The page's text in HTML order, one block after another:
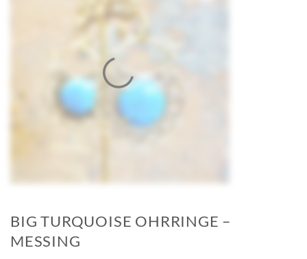
BIG TURQUOISE OHRRINGE –
MESSING